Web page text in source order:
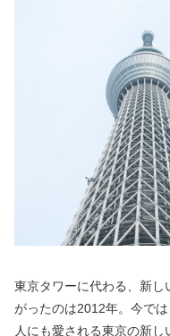
東京タワーに代わる、新し
がったのは2012年。今で
人にも愛される東京の新